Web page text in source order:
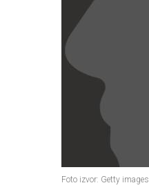
Foto izvor: Getty images